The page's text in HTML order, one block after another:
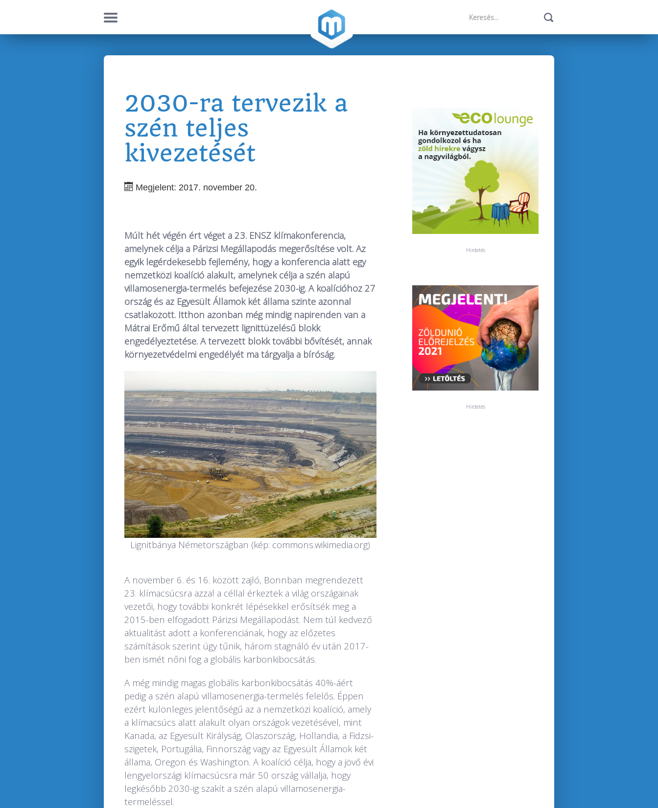
2030-ra tervezik a
szén teljes
kivezetését
Megjelent: 2017. november 20.
Múlt hét végén ért véget a 23. ENSZ klímakonferencia,
amelynek célja a Párizsi Megállapodás megerősítése volt. Az
egyik legérdekesebb fejlemény, hogy a konferencia alatt egy
nemzetközi koalíció alakult, amelynek célja a szén alapú
villamosenergia-termelés befejezése 2030-ig. A koalícióhoz 27
ország és az Egyesült Államok két állama szinte azonnal
csatlakozott. Itthon azonban még mindig napirenden van a
Mátrai Erőmű által tervezett lignittüzelésű blokk
engedélyeztetése. A tervezett blokk további bővítését, annak
környezetvédelmi engedélyét ma tárgyalja a bíróság.
Lignitbánya Németországban (kép: commons.wikimedia.org)
A november 6. és 16. között zajló, Bonnban megrendezett
23. klímacsúcsra azzal a céllal érkeztek a világ országainak
vezetői, hogy további konkrét lépésekkel erősítsék meg a
2015-ben elfogadott Párizsi Megállapodást. Nem túl kedvező
aktualitást adott a konferenciának, hogy az előzetes
számítások szerint úgy tűnik, három stagnáló év után 2017-
ben ismét nőni fog a globális karbonkibocsátás.
A még mindig magas globális karbonkibocsátás 40%-áért
pedig a szén alapú villamosenergia-termelés felelős. Éppen
ezért különleges jelentőségű az a nemzetközi koalíció, amely
a klímacsúcs alatt alakult olyan országok vezetésével, mint
Kanada, az Egyesült Királyság, Olaszország, Hollandia, a Fidzsi-
szigetek, Portugália, Finnország vagy az Egyesült Államok két
állama, Oregon és Washington. A koalíció célja, hogy a jövő évi
lengyelországi klímacsúcsra már 50 ország vállalja, hogy
legkésőbb 2030-ig szakít a szén alapú villamosenergia-
termeléssel.
Hirdetés
Hirdetés